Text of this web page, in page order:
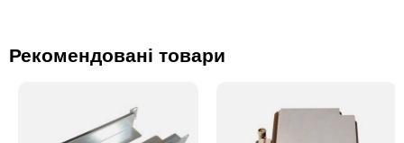
Рекомендовані товари